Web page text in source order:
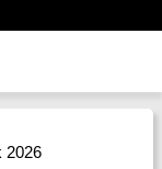
2026